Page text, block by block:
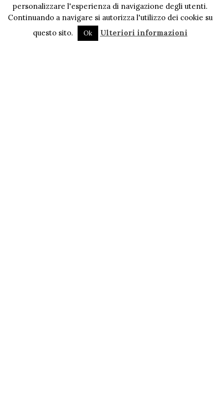
personalizzare l'esperienza di navigazione degli utenti.
Continuando a navigare si autorizza l'utilizzo dei cookie su
questo sito.
Ok Ulteriori informazioni